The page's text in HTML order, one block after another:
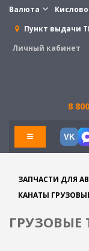
Валюта
Пункт выдачи
Личный кабинет
8
VK
ЗАПЧАСТИ ДЛЯ
КАНАТЫ
ГРУЗОВЫЕ